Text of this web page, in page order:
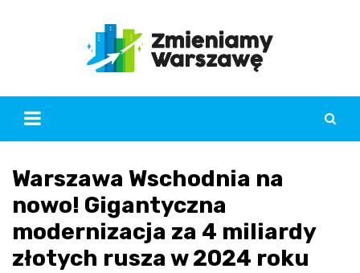
Warszawa Wschodnia na
nowo! Gigantyczna
modernizacja za 4 miliardy
złotych rusza w 2024 roku